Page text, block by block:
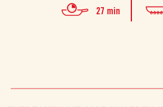
27 min